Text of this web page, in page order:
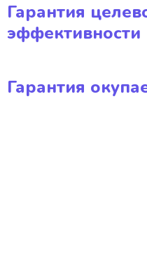
Гарантия
эффективности
Гарантия